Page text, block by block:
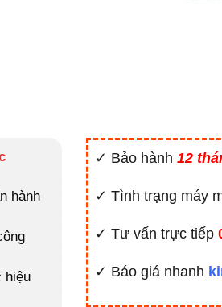
hành
hiệu
✓ Bảo hành 12
✓ Tình trạng máy
✓ Tư vấn trực tiếp
✓ Báo giá nhanh